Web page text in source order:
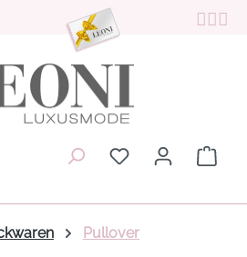
Du hast 0
Pullover